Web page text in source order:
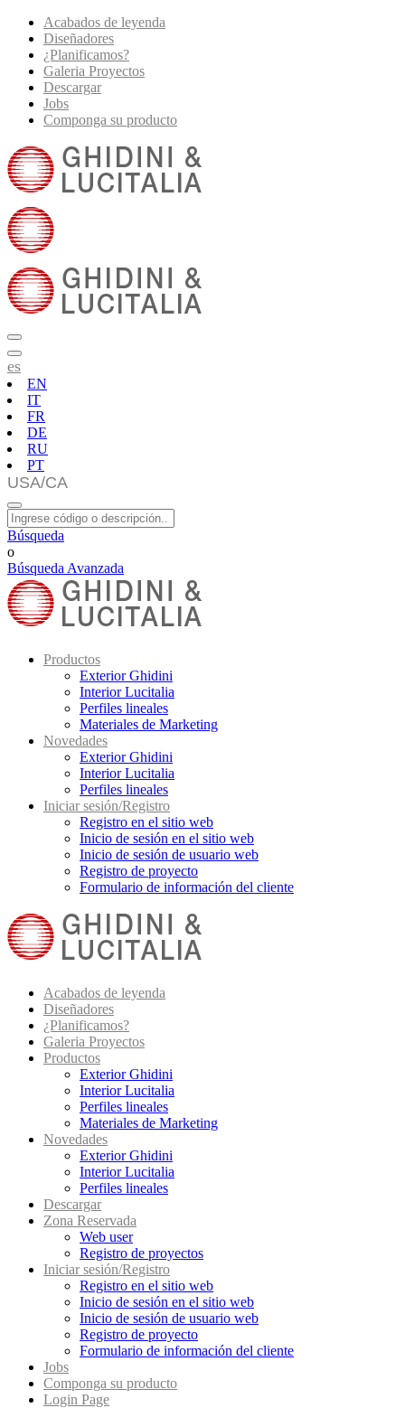
Acabados de leyenda
Diseñadores
¿Planificamos?
Galeria Proyectos
Descargar
Jobs
Componga su producto
es
EN
IT
FR
DE
RU
PT
Búsqueda
o
Búsqueda Avanzada
Productos
Exterior Ghidini
Interior Lucitalia
Perfiles lineales
Materiales de Marketing
Novedades
Exterior Ghidini
Interior Lucitalia
Perfiles lineales
Iniciar sesión/Registro
Registro en el sitio web
Inicio de sesión en el sitio web
Inicio de sesión de usuario web
Registro de proyecto
Formulario de información del cliente
Acabados de leyenda
Diseñadores
¿Planificamos?
Galeria Proyectos
Productos
Exterior Ghidini
Interior Lucitalia
Perfiles lineales
Materiales de Marketing
Novedades
Exterior Ghidini
Interior Lucitalia
Perfiles lineales
Descargar
Zona Reservada
Web user
Registro de proyectos
Iniciar sesión/Registro
Registro en el sitio web
Inicio de sesión en el sitio web
Inicio de sesión de usuario web
Registro de proyecto
Formulario de información del cliente
Jobs
Componga su producto
Login Page